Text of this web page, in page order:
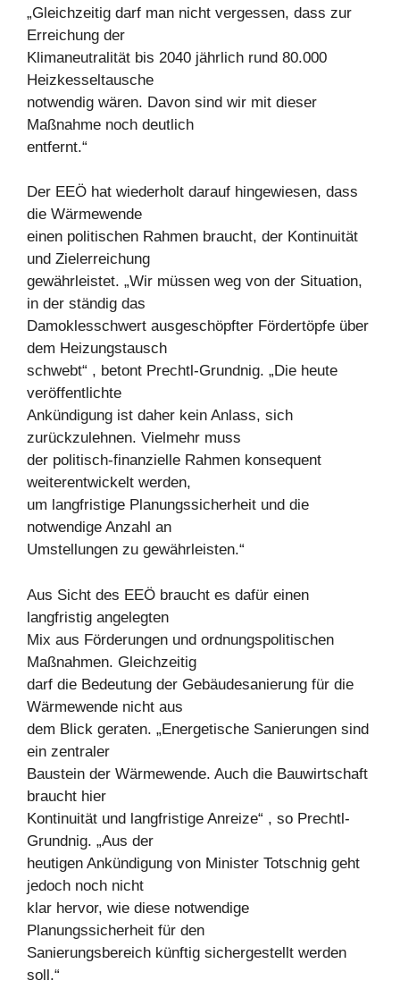
„Gleichzeitig darf man nicht vergessen, dass zur
Erreichung der
Klimaneutralität bis 2040 jährlich rund 80.000
Heizkesseltausche
notwendig wären. Davon sind wir mit dieser
Maßnahme noch deutlich
entfernt.“
Der EEÖ hat wiederholt darauf hingewiesen, dass
die Wärmewende
einen politischen Rahmen braucht, der Kontinuität
und Zielerreichung
gewährleistet. „Wir müssen weg von der Situation,
in der ständig das
Damoklesschwert ausgeschöpfter Fördertöpfe über
dem Heizungstausch
schwebt“ , betont Prechtl-Grundnig. „Die heute
veröffentlichte
Ankündigung ist daher kein Anlass, sich
zurückzulehnen. Vielmehr muss
der politisch-finanzielle Rahmen konsequent
weiterentwickelt werden,
um langfristige Planungssicherheit und die
notwendige Anzahl an
Umstellungen zu gewährleisten.“
Aus Sicht des EEÖ braucht es dafür einen
langfristig angelegten
Mix aus Förderungen und ordnungspolitischen
Maßnahmen. Gleichzeitig
darf die Bedeutung der Gebäudesanierung für die
Wärmewende nicht aus
dem Blick geraten. „Energetische Sanierungen sind
ein zentraler
Baustein der Wärmewende. Auch die Bauwirtschaft
braucht hier
Kontinuität und langfristige Anreize“ , so Prechtl-
Grundnig. „Aus der
heutigen Ankündigung von Minister Totschnig geht
jedoch noch nicht
klar hervor, wie diese notwendige
Planungssicherheit für den
Sanierungsbereich künftig sichergestellt werden
soll.“